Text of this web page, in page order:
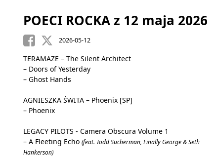
POECI ROCKA z 12 maja 2026
2026-05-12
TERAMAZE – The Silent Architect
– Doors of Yesterday
– Ghost Hands
AGNIESZKA ŚWITA – Phoenix [SP]
– Phoenix
LEGACY PILOTS - Camera Obscura Volume 1
– A Fleeting Echo (feat. Todd Sucherman, Finally George & Seth
Hankerson)